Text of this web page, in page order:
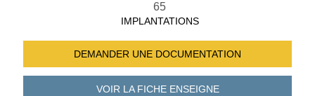
65
IMPLANTATIONS
DEMANDER UNE DOCUMENTATION
VOIR LA FICHEENSEIGNE